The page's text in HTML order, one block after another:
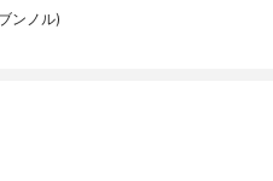
ンノル)